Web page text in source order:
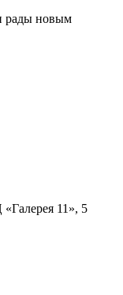
рады новым
11», 5